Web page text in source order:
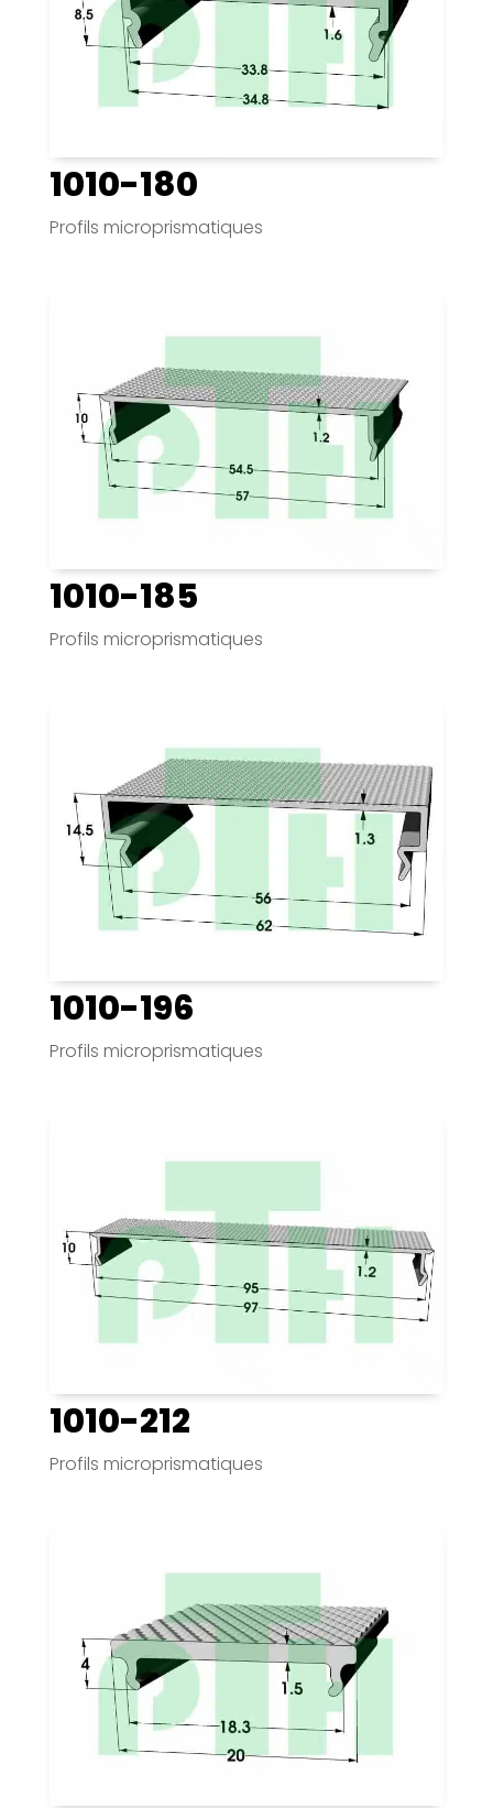
1010-180
Profils microprismatiques
1010-185
Profils microprismatiques
1010-196
Profils microprismatiques
1010-212
Profils microprismatiques